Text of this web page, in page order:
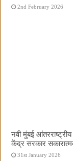
2nd February 2026
नवी मुंबई आंतरराष्ट्रीय
केंद्र सरकार
31st January 2026